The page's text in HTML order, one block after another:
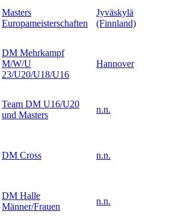
Masters
Europameisterschaften
Jyväskylä
(Finnland)
DM Mehrkampf
M/W/U
23/U20/U18/U16
Hannover
Team DM U16/U20
und Masters
n.n.
DM Cross n.n.
DM Halle
Männer/Frauen
n.n.